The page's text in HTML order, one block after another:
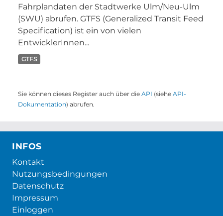
Fahrplandaten der Stadtwerke Ulm/Neu-Ulm
(SWU) abrufen. GTFS (Generalized Transit Feed
Specification) ist ein von vielen
EntwicklerInnen...
GTFS
Sie können dieses Register auch über die API (siehe API-
Dokumentation) abrufen.
INFOS
Kontakt
Nutzungsbedingungen
Datenschutz
Impressum
Einloggen